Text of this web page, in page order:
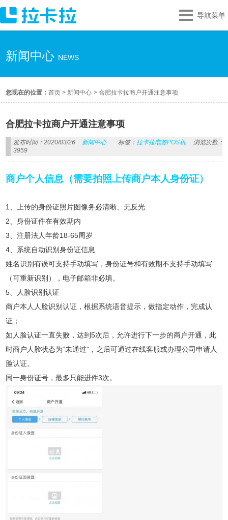
导航菜单
新闻中心 NEWS
您现在的位置：首页 > 新闻中心 >合肥拉卡拉商户开通注意事项
合肥拉卡拉商户开通注意事项
发布时间：2020/03/26 新闻中心 标签： 拉卡拉电签POS机
浏览次数：
3959
商户个人信息（需要拍照上传商户本人身份证）
1、上传的身份证照片图像务必清晰、无反光
2、身份证件在有效期内
3、注册法人年龄18-65周岁
4、系统自动识别身份证信息
姓名识别有误可支持手动填写，身份证号和有效期不支持手动填写
（可重新识别），电子邮箱非必填。
5、人脸识别认证
商户本人人脸识别认证，根据系统语音提示，做指定动作，完成认
证；
如人脸认证一直失败，达到5次后，允许进行下一步的商户开通，此
时商户人脸状态为“未通过”，之后可通过在线客服或办理公司申请人
脸认证。
同一身份证号，最多只能进件3次。